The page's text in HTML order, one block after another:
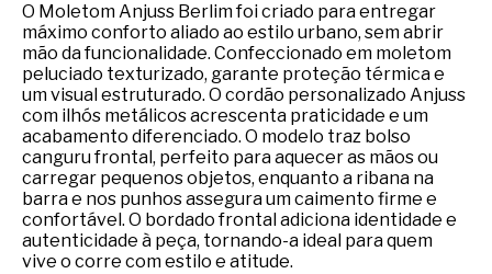
O Moletom Anjuss Berlim foi criado para entregar
máximo conforto aliado ao estilo urbano, sem abrir
mão da funcionalidade. Confeccionado em moletom
peluciado texturizado, garante proteção térmica e
um visual estruturado. O cordão personalizado Anjuss
com ilhós metálicos acrescenta praticidade e um
acabamento diferenciado. O modelo traz bolso
canguru frontal, perfeito para aquecer as mãos ou
carregar pequenos objetos, enquanto a ribana na
barra e nos punhos assegura um caimento firme e
confortável. O bordado frontal adiciona identidade e
autenticidade à peça, tornando-a ideal para quem
vive o corre com estilo e atitude.